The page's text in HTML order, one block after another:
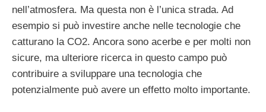
nell’atmosfera. Ma questa non è l’unica strada. Ad
esempio si può investire anche nelle tecnologie che
catturano la CO2. Ancora sono acerbe e per molti non
sicure, ma ulteriore ricerca in questo campo può
contribuire a sviluppare una tecnologia che
potenzialmente può avere un effetto molto importante.